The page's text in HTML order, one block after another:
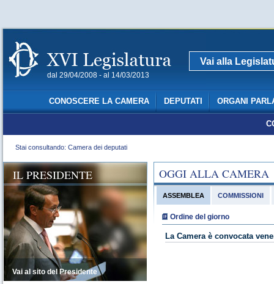
dal 29/04/2008 - al 14/03/2013
Vai alla
CONOSCERE LA CAMERA DEPUTATI ORGANI
Stai consultando: Camera dei deputati
OGGI ALLA CAMERA
ASSEMBLEA
Ordine del giorno
La Camera è convocata
COMMISSIONI
IL PRESIDENTE
Vai al sito del Presidente